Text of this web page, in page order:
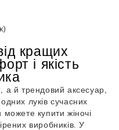
кращих
і якість
а й трендовий аксесуар,
луків сучасних
можете купитижіночі
виробників. У